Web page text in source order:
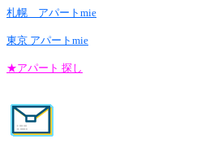
札幌 アパートmie
東京 アパートmie
★アパート 探し